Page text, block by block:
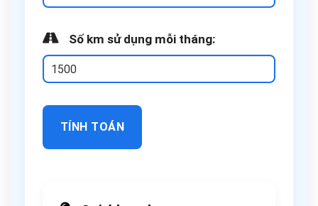
Số km sử dụng mỗi tháng:
TÍNH TOÁN